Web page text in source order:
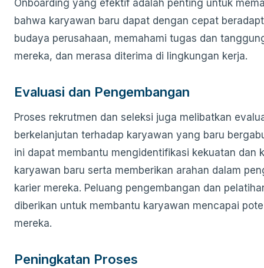
Onboarding yang efektif adalah penting untuk
bahwa karyawan baru dapat dengan cepat
budaya perusahaan, memahami tugas dan
mereka, dan merasa diterima di lingkungan kerja.
Evaluasi dan Pengembangan
Proses rekrutmen dan seleksi juga melibatkan
berkelanjutan terhadap karyawan yang baru
ini dapat membantu mengidentifikasi kekuatan dan
karyawan baru serta memberikan arahan dalam
karier mereka. Peluang pengembangan dan
diberikan untuk membantu karyawan mencapai
mereka.
Peningkatan Proses